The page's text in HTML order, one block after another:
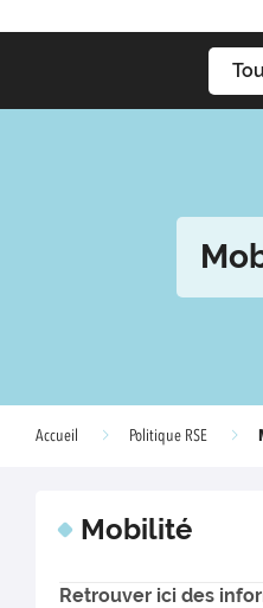
Accueil Politique RSE
Mobilité
Retrouver ici des